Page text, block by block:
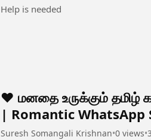
Help is needed
❤️ மனதை உருக்கும் தமிழ்
| Romantic
Suresh Somangali Krishnan•0 views•